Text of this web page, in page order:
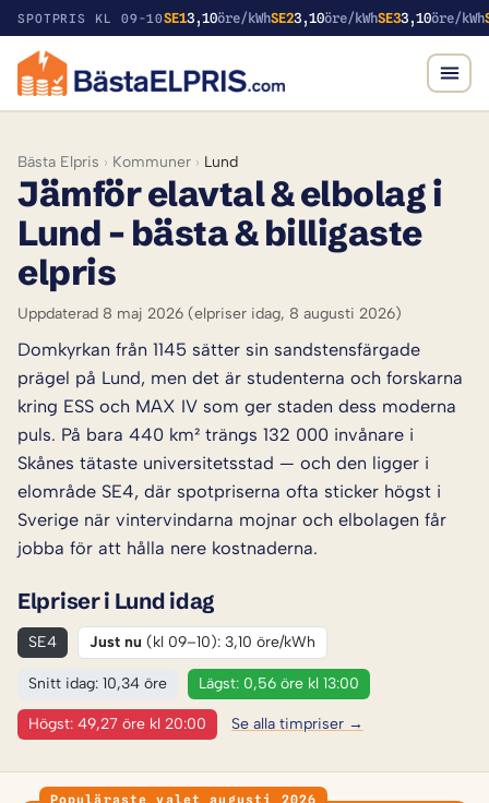
SPOTPRIS KL 09-10SE13,10öre/kWhSE23,10öre/kWhSE33,10öre/kWh
Bästa Elpris › Kommuner › Lund
Jämför elavtal & elbolag i
Lund – bästa & billigaste
elpris
Uppdaterad 8 maj 2026 (elpriser idag, 8 augusti 2026)
Domkyrkan från 1145 sätter sin sandstensfärgade
prägel på Lund, men det är studenterna och forskarna
kring ESS och MAX IV som ger staden dess moderna
puls. På bara 440 km² trängs 132 000 invånare i
Skånes tätaste universitetsstad — och den ligger i
elområde SE4, där spotpriserna ofta sticker högst i
Sverige när vintervindarna mojnar och elbolagen får
jobba för att hålla nere kostnaderna.
Elpriser i Lund idag
SE4 Just nu (kl 09–10): 3,10 öre/kWh
Snitt idag: 10,34 öre Lägst: 0,56 öre kl 13:00
Högst: 49,27 öre kl 20:00 Se alla timpriser →
Populäraste valet augusti 2026